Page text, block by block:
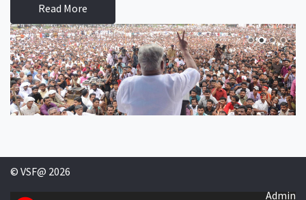
Read More
© VSF@ 2026
Admin